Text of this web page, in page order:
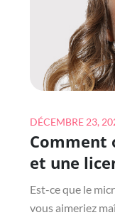
Posted
on
DÉCEMBRE 23,
Comment
et une
Est-ce que le
vous aimeriez